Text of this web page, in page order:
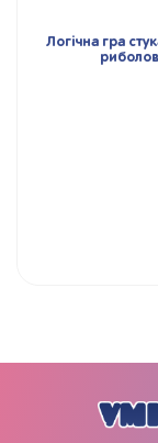
Логічна гра